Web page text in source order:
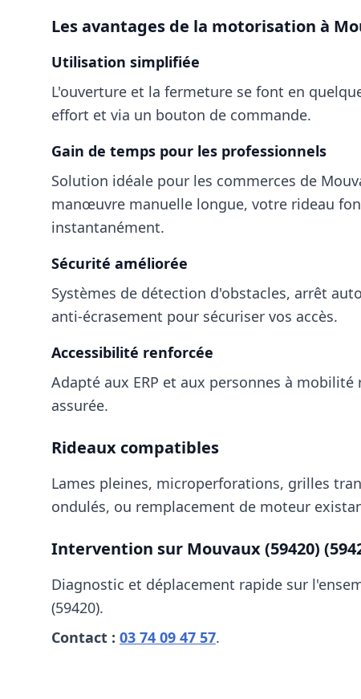
Les avantages de la motorisation à
Utilisation simplifiée
L'ouverture et la fermeture se font en
effort et via un bouton de commande.
Gain de temps pour les professionnels
Solution idéale pour les commerces de
manœuvre manuelle longue, votre rideau
instantanément.
Sécurité améliorée
Systèmes de détection d'obstacles, arrêt
anti-écrasement pour sécuriser vos accès.
Accessibilité renforcée
Adapté aux ERP et aux personnes à
assurée.
Rideaux compatibles
Lames pleines, microperforations, grilles
ondulés, ou remplacement de moteur
Intervention sur Mouvaux (59420)
Diagnostic et déplacement rapide sur
(59420).
Contact : 03 74 09 47 57.